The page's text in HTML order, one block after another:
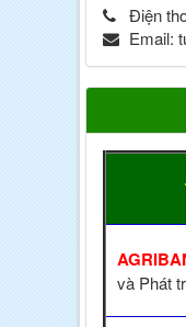
Điện
Email:
và Phát